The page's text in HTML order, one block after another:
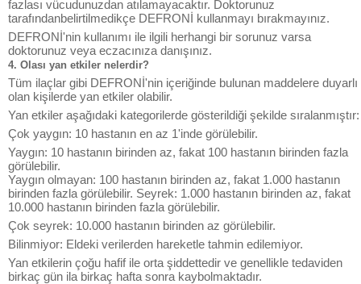
fazlası vücudunuzdan atılamayacaktır. Doktorunuz
tarafındanbelirtilmedikçe DEFRONİ kullanmayı bırakmayınız.
DEFRONİ'nin kullanımı ile ilgili herhangi bir sorunuz varsa
doktorunuz veya eczacınıza danışınız.
4. Olası yan etkiler nelerdir?
Tüm ilaçlar gibi DEFRONİ'nin içeriğinde bulunan maddelere duyarlı
olan kişilerde yan etkiler olabilir.
Yan etkiler aşağıdaki kategorilerde gösterildiği şekilde sıralanmıştır:
Çok yaygın: 10 hastanın en az 1'inde görülebilir.
Yaygın: 10 hastanın birinden az, fakat 100 hastanın birinden fazla
görülebilir.
Yaygın olmayan: 100 hastanın birinden az, fakat 1.000 hastanın
birinden fazla görülebilir. Seyrek: 1.000 hastanın birinden az, fakat
10.000 hastanın birinden fazla görülebilir.
Çok seyrek: 10.000 hastanın birinden az görülebilir.
Bilinmiyor: Eldeki verilerden hareketle tahmin edilemiyor.
Yan etkilerin çoğu hafif ile orta şiddettedir ve genellikle tedaviden
birkaç gün ila birkaç hafta sonra kaybolmaktadır.